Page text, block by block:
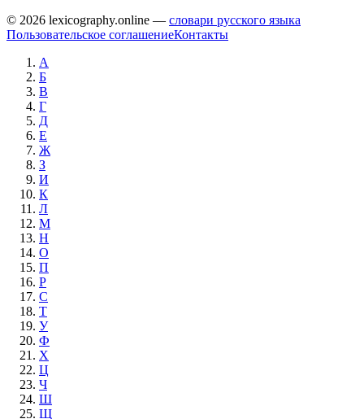
© 2026 lexicography.online — словари русского языка
Пользовательское соглашениеКонтакты
А
Б
В
Г
Д
Е
Ж
З
И
К
Л
М
Н
О
П
Р
С
Т
У
Ф
Х
Ц
Ч
Ш
Щ